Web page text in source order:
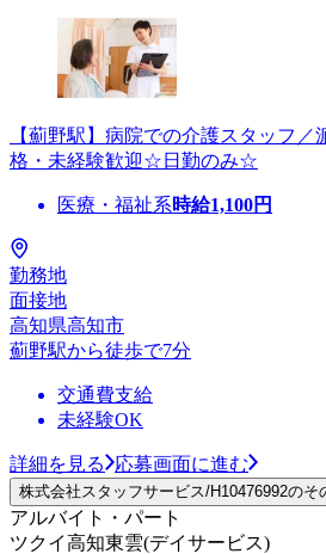
【薊野駅】病院での介護スタッフ
格・未経験歓迎☆日勤のみ☆
医療・福祉系時給1,100円
勤務地
面接地
高知県高知市
薊野駅から徒歩で7分
交通費支給
未経験OK
詳細を見る 応募画面に進む
株式会社スタッフサービス/H10476992のそ
アルバイト・パート
ツクイ高知東雲(デイサービス)